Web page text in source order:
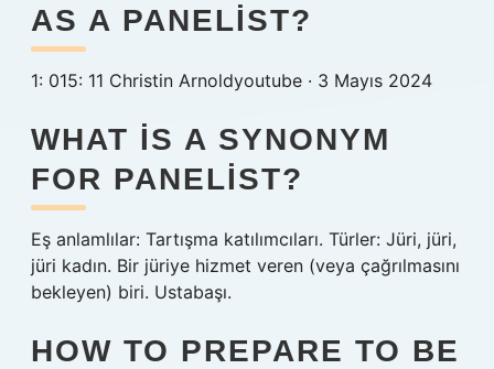
AS A PANELIST?
1: 015: 11 Christin Arnoldyoutube · 3 Mayıs 2024
WHAT IS A SYNONYM
FOR PANELIST?
Eş anlamlılar: Tartışma katılımcıları. Türler: Jüri, jüri,
jüri kadın. Bir jüriye hizmet veren (veya çağrılmasını
bekleyen) biri. Ustabaşı.
HOW TO PREPARE TO BE